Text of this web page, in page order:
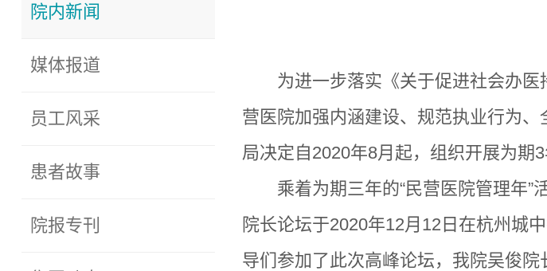
院内新闻
媒体报道
员工风采
患者故事
院报专刊
为进一步落实《关于促进社会办
营医院加强内涵建设、规范执业行为
局决定自2020年8月起，组织开展为期3
乘着为期三年的“民营医院管理年”
院长论坛于2020年12月 12 日在杭州城
导们参加了此次高峰论坛，我院吴俊